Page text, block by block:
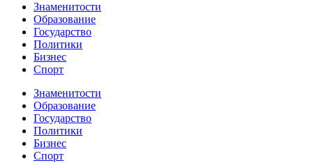
Знаменитости
Образование
Государство
Политики
Бизнес
Спорт
Знаменитости
Образование
Государство
Политики
Бизнес
Спорт